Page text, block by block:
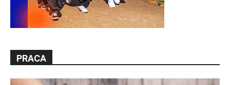
PRACA